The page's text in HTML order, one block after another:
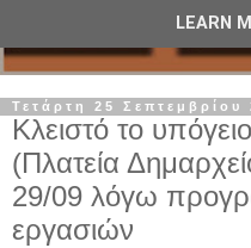
Τετάρτη 25 Σεπτεμβρίου
Κλειστό το
(Πλατεία
29/09 λόγω
εργασιών
LEARN